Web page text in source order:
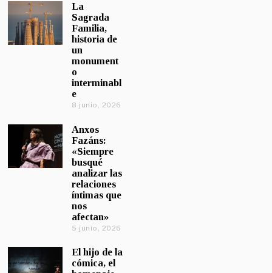
La
Sagrada
Familia,
historia de
un
monument
o
interminabl
e
8 junio, 2026
Anxos
Fazáns:
«Siempre
busqué
analizar las
relaciones
íntimas que
nos
afectan»
5 junio, 2026
El hijo de la
cómica, el